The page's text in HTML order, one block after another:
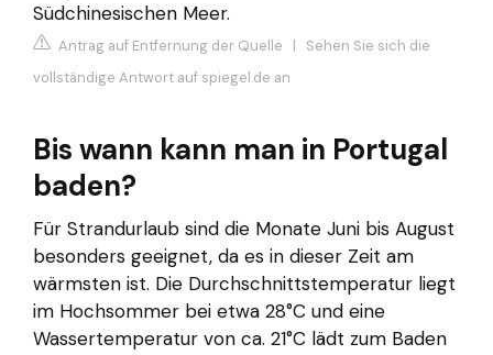
Südchinesischen Meer.
Antrag auf Entfernung der Quelle | Sehen Sie sich die
vollständige Antwort auf spiegel.de an
Bis wann kann man in Portugal
baden?
Für Strandurlaub sind die Monate Juni bis August
besonders geeignet, da es in dieser Zeit am
wärmsten ist. Die Durchschnittstemperatur liegt
im Hochsommer bei etwa 28°C und eine
Wassertemperatur von ca. 21°C lädt zum Baden